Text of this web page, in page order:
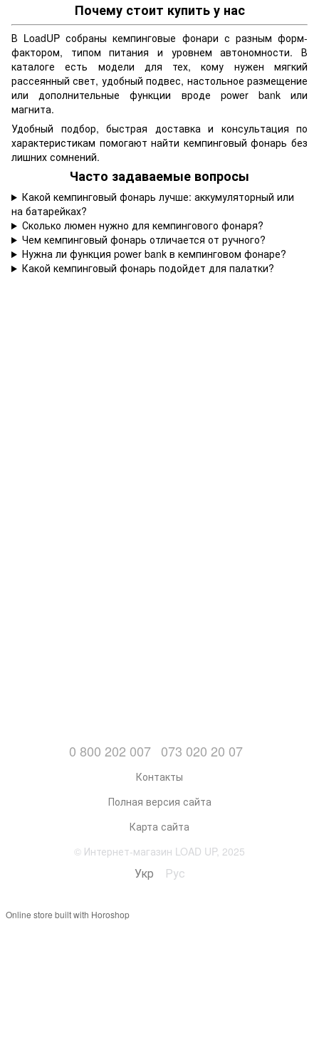
Почему стоит купить у нас
В LoadUP собраны кемпинговые фонари с разным форм-
фактором, типом питания и уровнем автономности. В
каталоге есть модели для тех, кому нужен мягкий
рассеянный свет, удобный подвес, настольное размещение
или дополнительные функции вроде power bank или
магнита.
Удобный подбор, быстрая доставка и консультация по
характеристикам помогают найти кемпинговый фонарь без
лишних сомнений.
Часто задаваемые вопросы
Какой кемпинговый фонарь лучше: аккумуляторный или
на батарейках?
Сколько люмен нужно для кемпингового фонаря?
Чем кемпинговый фонарь отличается от ручного?
Нужна ли функция power bank в кемпинговом фонаре?
Какой кемпинговый фонарь подойдет для палатки?
0 800 202 007 073 020 20 07
Контакты
Полная версия сайта
Карта сайта
© Интернет-магазин LOAD UP, 2025
Укр Рус
Online store built with Horoshop